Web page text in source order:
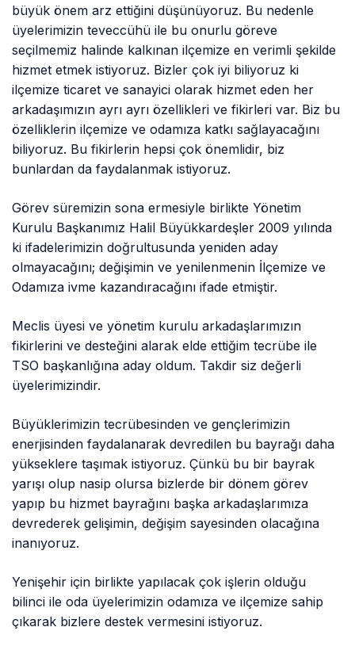
büyük önem arz ettiğini düşünüyoruz. Bu nedenle
üyelerimizin teveccühü ile bu onurlu göreve
seçilmemiz halinde kalkınan ilçemize en verimli şekilde
hizmet etmek istiyoruz. Bizler çok iyi biliyoruz ki
ilçemize ticaret ve sanayici olarak hizmet eden her
arkadaşımızın ayrı ayrı özellikleri ve fikirleri var. Biz bu
özelliklerin ilçemize ve odamıza katkı sağlayacağını
biliyoruz. Bu fikirlerin hepsi çok önemlidir, biz
bunlardan da faydalanmak istiyoruz.
Görev süremizin sona ermesiyle birlikte Yönetim
Kurulu Başkanımız Halil Büyükkardeşler 2009 yılında
ki ifadelerimizin doğrultusunda yeniden aday
olmayacağını; değişimin ve yenilenmenin İlçemize ve
Odamıza ivme kazandıracağını ifade etmiştir.
Meclis üyesi ve yönetim kurulu arkadaşlarımızın
fikirlerini ve desteğini alarak elde ettiğim tecrübe ile
TSO başkanlığına aday oldum. Takdir siz değerli
üyelerimizindir.
Büyüklerimizin tecrübesinden ve gençlerimizin
enerjisinden faydalanarak devredilen bu bayrağı daha
yükseklere taşımak istiyoruz. Çünkü bu bir bayrak
yarışı olup nasip olursa bizlerde bir dönem görev
yapıp bu hizmet bayrağını başka arkadaşlarımıza
devrederek gelişimin, değişim sayesinden olacağına
inanıyoruz.
Yenişehir için birlikte yapılacak çok işlerin olduğu
bilinci ile oda üyelerimizin odamıza ve ilçemize sahip
çıkarak bizlere destek vermesini istiyoruz.